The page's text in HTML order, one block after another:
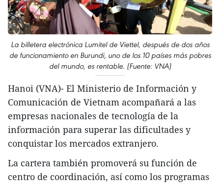
La billetera electrónica Lumitel de Viettel, después de dos años
de funcionamiento en Burundi, uno de los 10 países más pobres
del mundo, es rentable. (Fuente: VNA)
Hanoi (VNA)- El Ministerio de Información y
Comunicación de Vietnam acompañará a las
empresas nacionales de tecnología de la
información para superar las dificultades y
conquistar los mercados extranjero.
La cartera también promoverá su función de
centro de coordinación, así como los programas